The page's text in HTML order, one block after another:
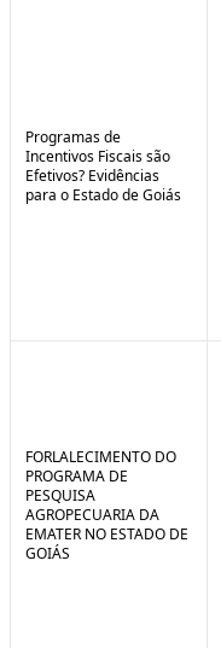
Programas de
Incentivos Fiscais são
Efetivos? Evidências
para o Estado de Goiás
FORLALECIMENTO DO
PROGRAMA DE
PESQUISA
AGROPECUARIA DA
EMATER NO ESTADO DE
GOIÁS